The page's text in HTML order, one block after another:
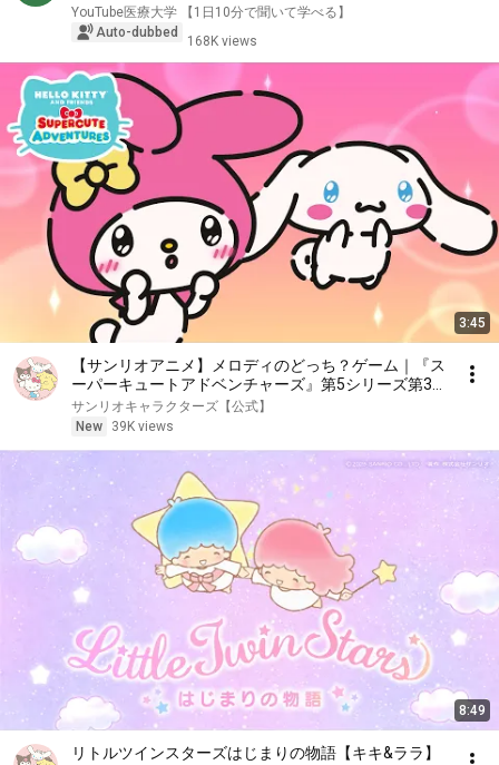
YouTube医療大学 【1日10分で聞いて学べる】
Auto-dubbed
168K views
3:45
【サンリオアニメ】メロディのどっち？ゲーム｜『ス
ーパーキュートアドベンチャーズ』第5シリーズ第3
話
サンリオキャラクターズ【公式】
New
39K views
8:49
リトルツインスターズはじまりの物語【キキ&ララ】